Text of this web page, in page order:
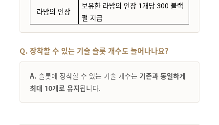
라밤의 인장
보유한 라밤의 인장 1개당 300 블랙
펄 지급
Q. 장착할 수 있는 기술 슬롯 개수도 늘어나나요?
A. 슬롯에 장착할 수 있는 기술 개수는 기존과 동일하게
최대 10개로 유지됩니다.